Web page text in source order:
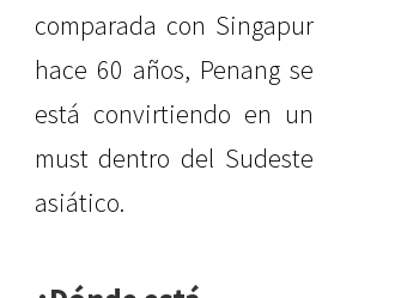
comparada con Singapur
hace 60 años, Penang se
está convirtiendo en un
must dentro del Sudeste
asiático.